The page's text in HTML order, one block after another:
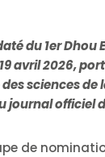
du 1er Dhou
avril 2026,
sciences de
journal officiel
de